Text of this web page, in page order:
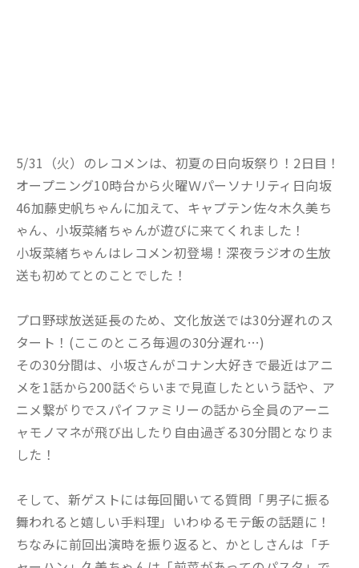
5/31（火）のレコメンは、初夏の日向坂祭り！2日目！
オープニング10時台から火曜Ｗパーソナリティ日向坂
46加藤史帆ちゃんに加えて、キャプテン佐々木久美ち
ゃん、小坂菜緒ちゃんが遊びに来てくれました！
小坂菜緒ちゃんはレコメン初登場！深夜ラジオの生放
送も初めてとのことでした！
プロ野球放送延長のため、文化放送では30分遅れのス
タート！(ここのところ毎週の30分遅れ…)
その30分間は、小坂さんがコナン大好きで最近はアニ
メを1話から200話ぐらいまで見直したという話や、ア
ニメ繋がりでスパイファミリーの話から全員のアーニ
ャモノマネが飛び出したり自由過ぎる30分間となりま
した！
そして、新ゲストには毎回聞いてる質問「男子に振る
舞われると嬉しい手料理」いわゆるモテ飯の話題に！
ちなみに前回出演時を振り返ると、かとしさんは「チ